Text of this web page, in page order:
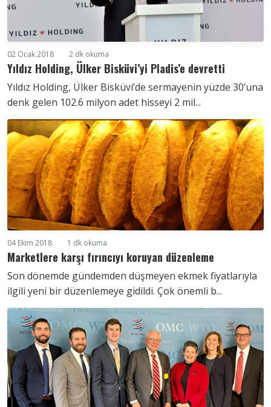
02 Ocak 2018 2 dk okuma
Yıldız Holding, Ülker Bisküvi’yi Pladis’e devretti
Yıldız Holding, Ülker Bisküvi’de sermayenin yüzde 30’una
denk gelen 102.6 milyon adet hisseyi 2 mil...
04 Ekim 2018 1 dk okuma
Marketlere karşı fırıncıyı koruyan düzenleme
Son dönemde gündemden düşmeyen ekmek fiyatlarıyla
ilgili yeni bir düzenlemeye gidildi. Çok önemli b...